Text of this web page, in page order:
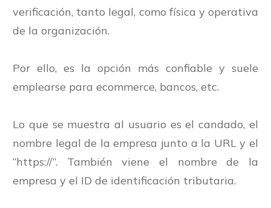
verificación, tanto legal, como física y operativa
de la organización.
Por ello, es la opción más confiable y suele
emplearse para ecommerce, bancos, etc.
Lo que se muestra al usuario es el candado, el
nombre legal de la empresa junto a la URL y el
“https://”. También viene el nombre de la
empresa y el ID de identificación tributaria.